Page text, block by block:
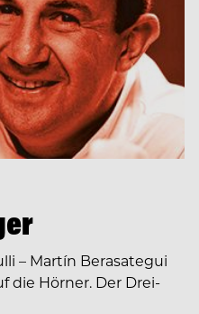
– Martín Berasategui
die Hörner. Der Drei-